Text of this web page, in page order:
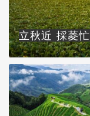
立秋近 採菱忙